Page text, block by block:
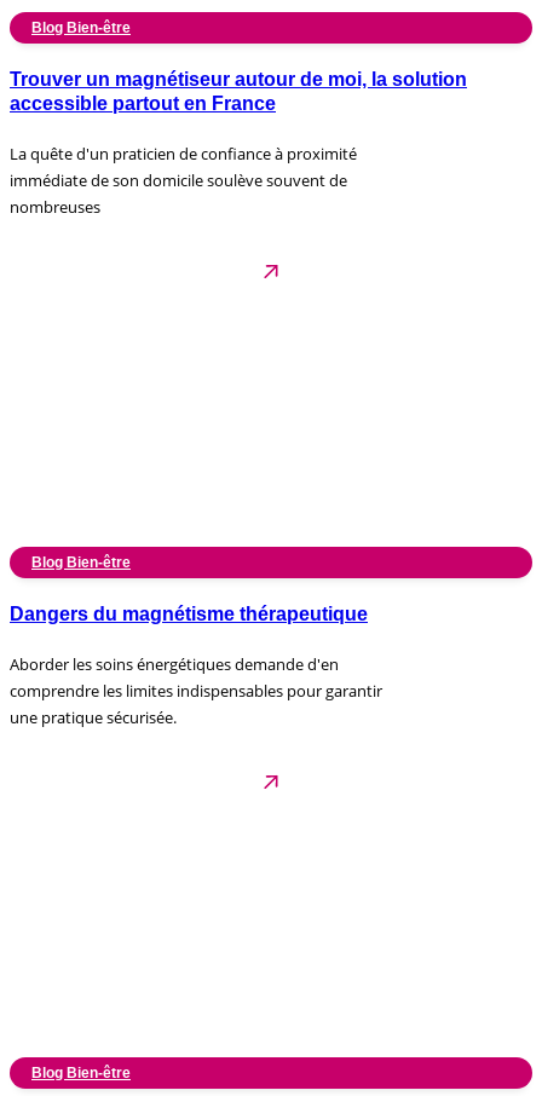
Blog Bien-être
Trouver un magnétiseur autour de moi, la solution
accessible partout en France
La quête d'un praticien de confiance à proximité
immédiate de son domicile soulève souvent de
nombreuses
Blog Bien-être
Dangers du magnétisme thérapeutique
Aborder les soins énergétiques demande d'en
comprendre les limites indispensables pour garantir
une pratique sécurisée.
Blog Bien-être